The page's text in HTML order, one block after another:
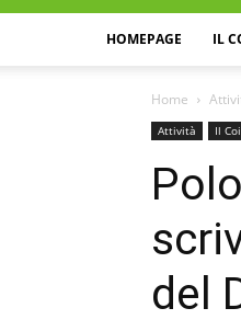
HOMEPAGE IL
Home
Attività Il
del